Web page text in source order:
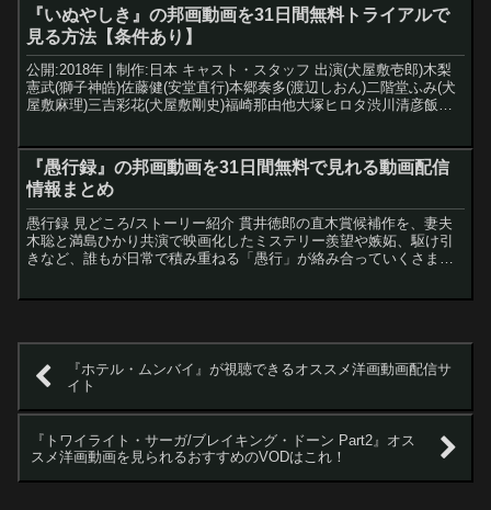
『いぬやしき』の邦画動画を31日間無料トライアルで
見る方法【条件あり】
公開:2018年 | 制作:日本 キャスト・スタッフ 出演(犬屋敷壱郎)木梨
憲武(獅子神皓)佐藤健(安堂直行)本郷奏多(渡辺しおん)二階堂ふみ(犬
屋敷麻理)三吉彩花(犬屋敷剛史)福崎那由他大塚ヒロタ渋川清彦飯尾
『愚行録』の邦画動画を31日間無料で見れる動画配信
情報まとめ
愚行録 見どころ/ストーリー紹介 貫井徳郎の直木賞候補作を、妻夫
木聡と満島ひかり共演で映画化したミステリー羨望や嫉妬、駆け引
きなど、誰もが日常で積み重ねる「愚行」が絡み合っていくさまを
『ホテル・ムンバイ』が視聴できるオススメ洋画動画配信サ
イト
『トワイライト・サーガ/ブレイキング・ドーン Part2』オス
スメ洋画動画を見られるおすすめのVODはこれ！